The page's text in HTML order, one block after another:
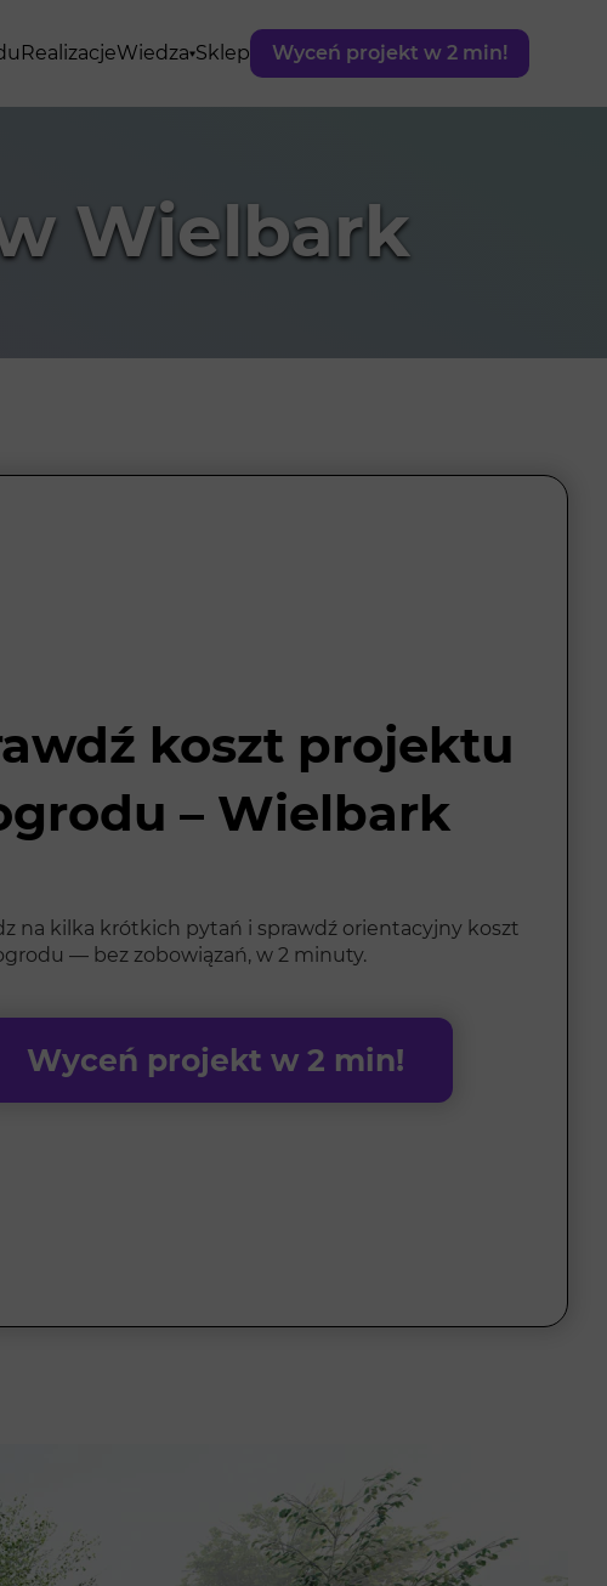
RealizacjeWiedza Sklep Wyceń projekt w 2 min!
Wielbark
koszt projektu
– Wielbark
na kilka krótkich pytań i sprawdź orientacyjny koszt
— bez zobowiązań, w 2 minuty.
Wyceń projekt w 2 min!